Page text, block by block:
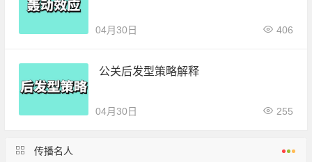
04月30日 406
公关后发型策略解释
04月30日 255
传播名人